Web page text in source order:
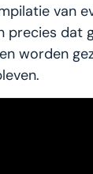
van
precies dat
worden